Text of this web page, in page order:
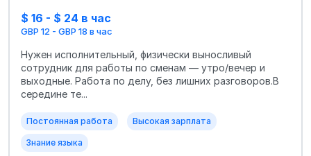
$ 16 - $ 24 в час
GBP 12 - GBP 18 в час
Нужен исполнительный, физически выносливый
сотрудник для работы по сменам — утро/вечер и
выходные. Работа по делу, без лишних разговоров.В
середине те...
Постоянная работа Высокая зарплата
Знание языка